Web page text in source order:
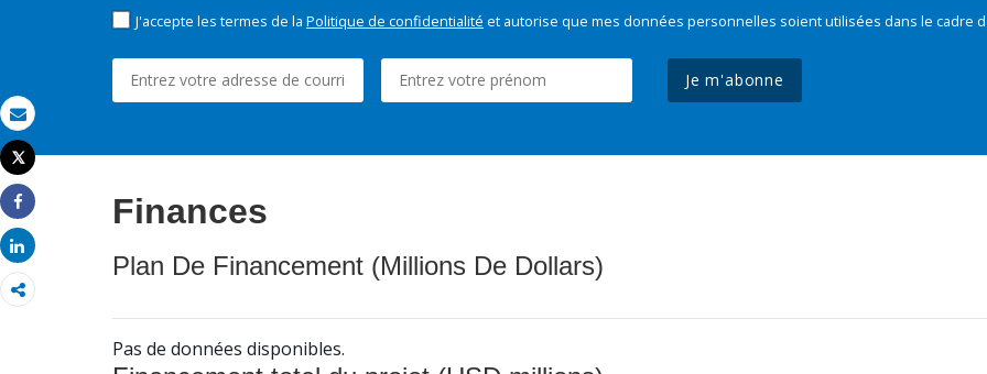
Email
Imprimer
Tweet
Share
Share
J'accepte les termes de la Politique de confidentialité et autorise que mes données personnelles soient utilisées dans le cadre
Je m'abonne
Finances
Plan De Financement (Millions De Dollars)
Pas de données disponibles.